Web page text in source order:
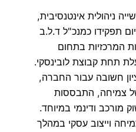
ניהולית אינטנסיבית,
תפקידו כמנכ"ל ד.ל.ב
המרכזיות בתחום
תחת קבוצת לובינסקי.
חשובה עבור החברה,
צמיחה, התבססות
מורכב ודינמי במיוחד.
וייצוב עסקי במהלך